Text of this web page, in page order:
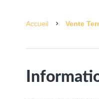
Accueil Vente